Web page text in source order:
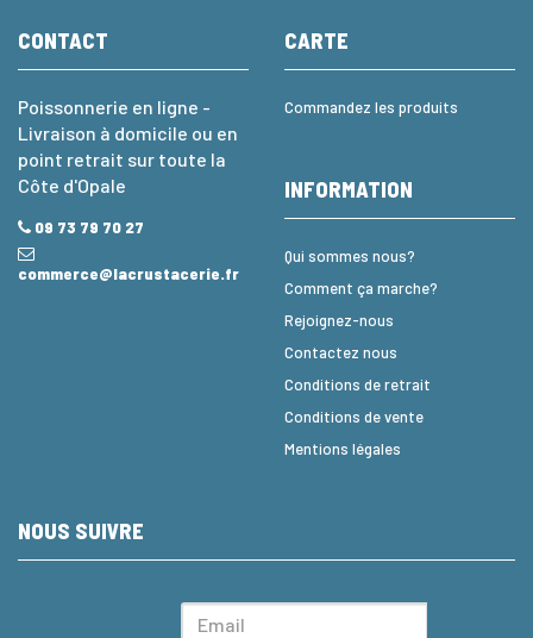
CONTACT
Poissonnerie en ligne -
Livraison à domicile ou en
point retrait sur toute la
Côte d'Opale
09 73 79 70 27
commerce@lacrustacerie.fr
CARTE
Commandez les produits
INFORMATION
Qui sommes nous?
Comment ça marche?
Rejoignez-nous
Contactez nous
Conditions de retrait
Conditions de vente
Mentions légales
NOUS SUIVRE